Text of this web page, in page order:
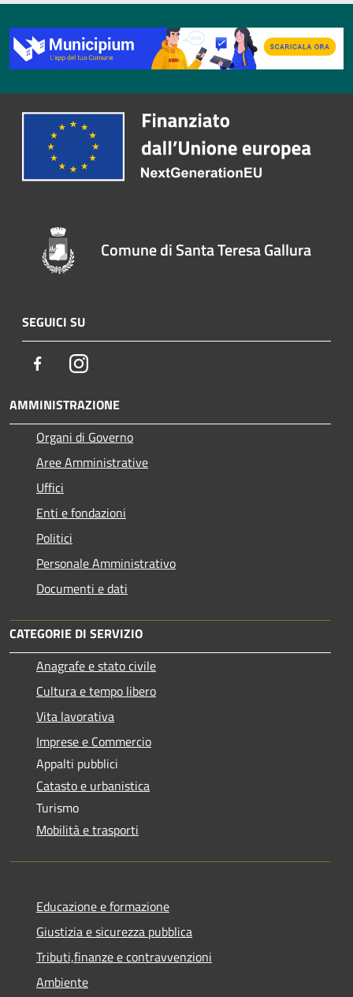
Comune di Santa Teresa Gallura
SEGUICI SU
FacebookInstagram
AMMINISTRAZIONE
Organi di Governo
Aree Amministrative
Uffici
Enti e fondazioni
Politici
Personale Amministrativo
Documenti e dati
CATEGORIE DI SERVIZIO
Anagrafe e stato civile
Cultura e tempo libero
Vita lavorativa
Imprese e Commercio
Appalti pubblici
Catasto e urbanistica
Turismo
Mobilità e trasporti
Educazione e formazione
Giustizia e sicurezza pubblica
Tributi,finanze e contravvenzioni
Ambiente